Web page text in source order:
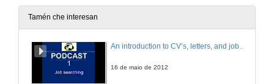
10 de maio de 2016
Tamén che interesan
An introduction to CV’s, letters, and job searching
16 de maio de 2012